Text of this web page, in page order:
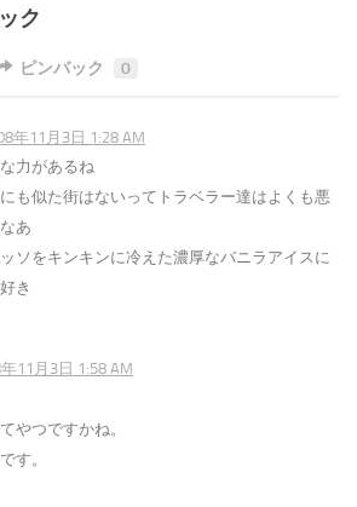
ク
ピンバック 0
年11月3日 1:28 AM
力があるね
も似た街はないってトラベラー達はよくも悪
あ
ソをキンキンに冷えた濃厚なバニラアイスに
き
11月3日 1:58 AM
やつですかね。
す。